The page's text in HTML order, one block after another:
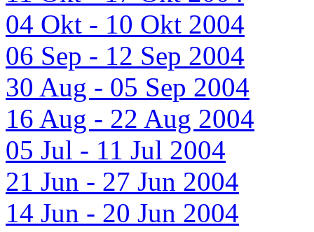
04 Okt - 10 Okt 2004
06 Sep - 12 Sep 2004
30 Aug - 05 Sep 2004
16 Aug - 22 Aug 2004
05 Jul - 11 Jul 2004
21 Jun - 27 Jun 2004
14 Jun - 20 Jun 2004